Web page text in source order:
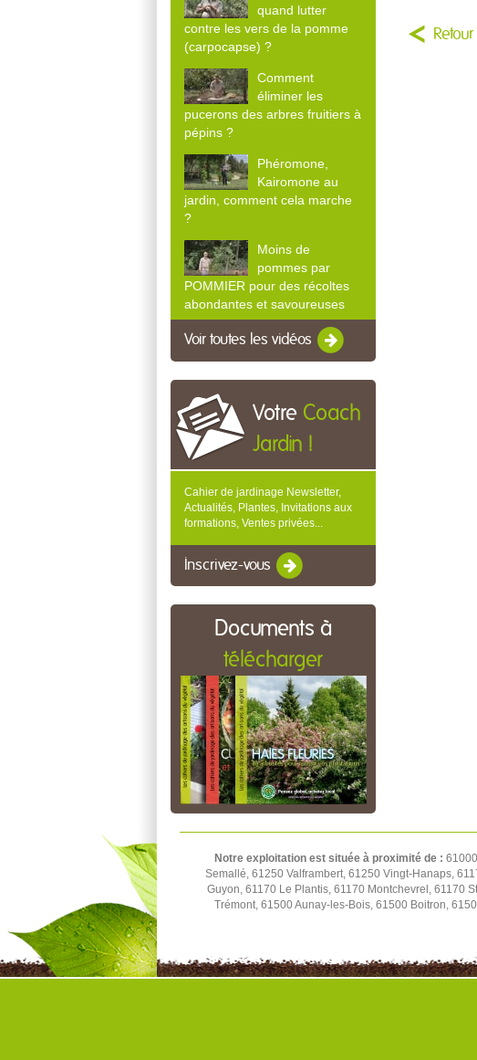
quand lutter
contre les vers de la pomme
(carpocapse) ?
Comment
éliminer les
pucerons des arbres fruitiers à
pépins ?
Phéromone,
Kairomone au
jardin, comment cela marche
?
Moins de
pommes par
POMMIER pour des récoltes
abondantes et savoureuses
Voir toutes les vidéos
Votre Coach
Jardin !
Cahier de jardinage Newsletter,
Actualités, Plantes, Invitations aux
formations, Ventes privées...
Inscrivez-vous
Documents à
télécharger
Notre exploitation est située à proximité de :
Semallé, 61250 Valframbert, 61250 Vingt-Hanaps,
Guyon, 61170 Le Plantis, 61170 Montchevrel, 61170
Trémont, 61500 Aunay-les-Bois, 61500 Boitron,